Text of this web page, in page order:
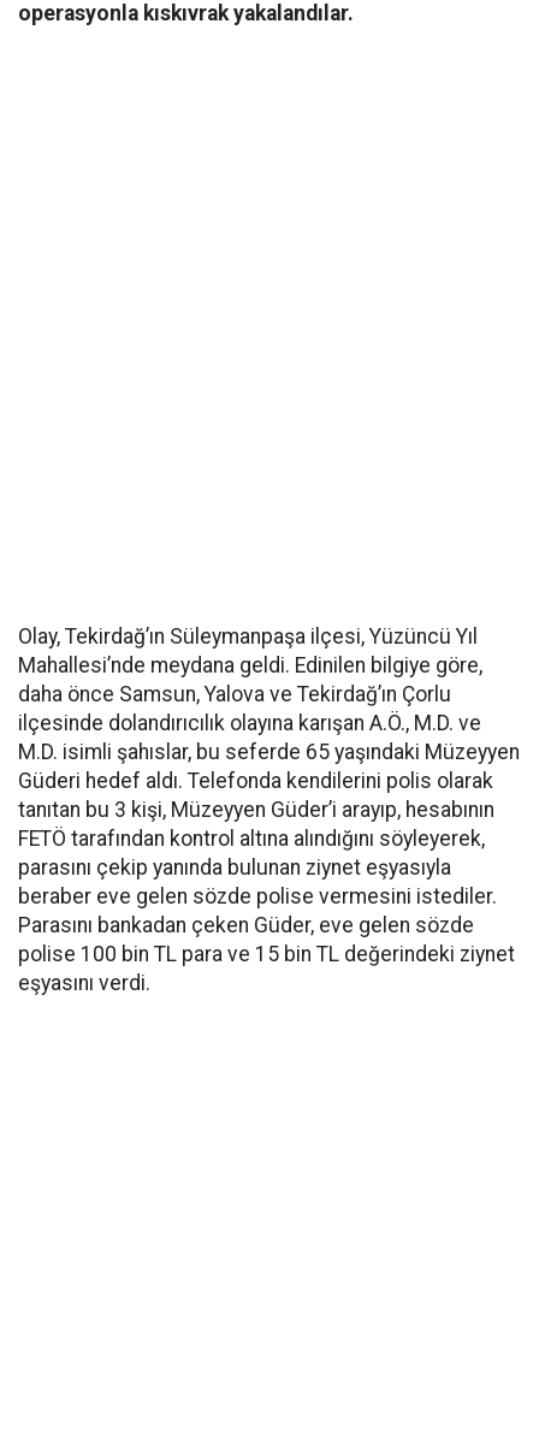
operasyonla kıskıvrak yakalandılar.
Olay, Tekirdağ’ın Süleymanpaşa ilçesi, Yüzüncü Yıl
Mahallesi’nde meydana geldi. Edinilen bilgiye göre,
daha önce Samsun, Yalova ve Tekirdağ’ın Çorlu
ilçesinde dolandırıcılık olayına karışan A.Ö., M.D. ve
M.D. isimli şahıslar, bu seferde 65 yaşındaki Müzeyyen
Güderi hedef aldı. Telefonda kendilerini polis olarak
tanıtan bu 3 kişi, Müzeyyen Güder’i arayıp, hesabının
FETÖ tarafından kontrol altına alındığını söyleyerek,
parasını çekip yanında bulunan ziynet eşyasıyla
beraber eve gelen sözde polise vermesini istediler.
Parasını bankadan çeken Güder, eve gelen sözde
polise 100 bin TL para ve 15 bin TL değerindeki ziynet
eşyasını verdi.